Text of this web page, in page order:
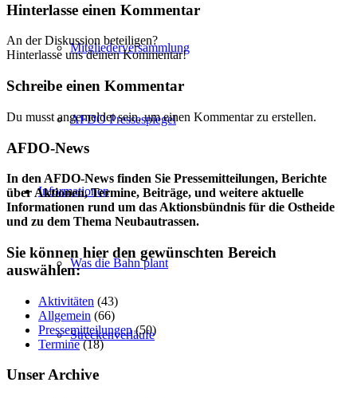
Mitgliederversammlung
AFDO Pressespiegel
Informationen
Was die Bahn plant
Streckenverläufe
Hinterlasse einen Kommentar
An der Diskussion beteiligen?
Hinterlasse uns deinen Kommentar!
Schreibe einen Kommentar
Du musst angemeldet sein, um einen Kommentar zu erstellen.
AFDO-News
In den AFDO-News finden Sie Pressemitteilungen, Berichte
über Aktionen, Termine, Beiträge, und weitere aktuelle
Informationen rund um das Aktionsbündnis für die Ostheide
und zu dem Thema Neubautrassen.
Sie können hier den gewünschten Bereich
auswählen:
Aktivitäten (43)
Allgemein (66)
Pressemitteilungen(50)
Termine(18)
Unser Archive